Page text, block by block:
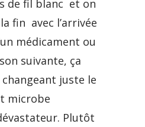
de fil blanc et on
fin avec l’arrivée
médicament ou
suivante, ça
juste le
microbe
Plutôt